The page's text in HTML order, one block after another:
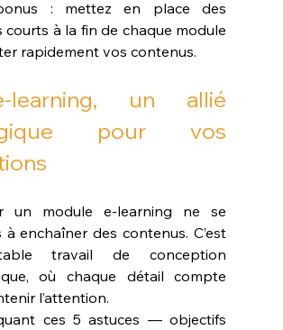
: mettez en place des
courts à la fin de chaque module
rapidement vos contenus.
learning, un allié
pour vos
un module e-learning ne se
à enchaîner des contenus. C’est
travail de conception
où chaque détail compte
l’attention.
ces 5 astuces — objectifs